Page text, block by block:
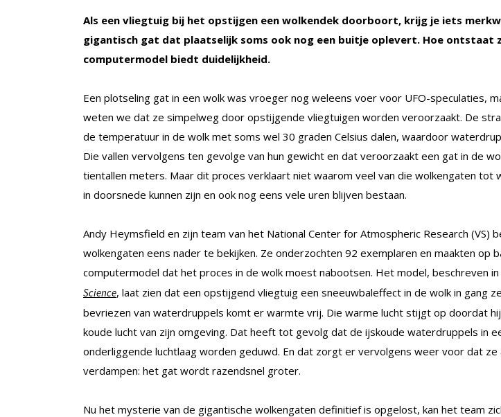
Als een vliegtuig bij het opstijgen een wolkendek doorboort, krijg je iets
gigantisch gat dat plaatselijk soms ook nog een buitje oplevert. Hoe ontstaat
computermodel biedt duidelijkheid.
Een plotseling gat in een wolk was vroeger nog weleens voer voor UFO-speculaties,
weten we dat ze simpelweg door opstijgende vliegtuigen worden veroorzaakt. De
de temperatuur in de wolk met soms wel 30 graden Celsius dalen, waardoor
Die vallen vervolgens ten gevolge van hun gewicht en dat veroorzaakt een gat in de
tientallen meters. Maar dit proces verklaart niet waarom veel van die wolkengaten tot
in doorsnede kunnen zijn en ook nog eens vele uren blijven bestaan.
Andy Heymsfield en zijn team van het National Center for Atmospheric Research (VS)
wolkengaten eens nader te bekijken. Ze onderzochten 92 exemplaren en maakten op
computermodel dat het proces in de wolk moest nabootsen. Het model, beschreven in
Science, laat zien dat een opstijgend vliegtuig een sneeuwbaleffect in de wolk in gang
bevriezen van waterdruppels komt er warmte vrij. Die warme lucht stijgt op doordat
koude lucht van zijn omgeving. Dat heeft tot gevolg dat de ijskoude waterdruppels in
onderliggende luchtlaag worden geduwd. En dat zorgt er vervolgens weer voor dat ze
verdampen: het gat wordt razendsnel groter.
Nu het mysterie van de gigantische wolkengaten definitief is opgelost, kan het team